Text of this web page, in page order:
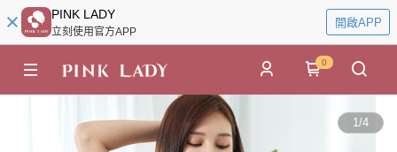
PINK LADY
立刻使用官方APP
開啟APP
0
1/4